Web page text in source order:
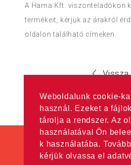
Weboldalunk cookie-
használ. Ezeket a
tárolja a rendszer. Az
használatával Ön
k használatába.
kérjük olvassa el
A Hama Kft. viszonteladókon
termékeit, kérjük az árakról
oldalon található címeken.
Vissza